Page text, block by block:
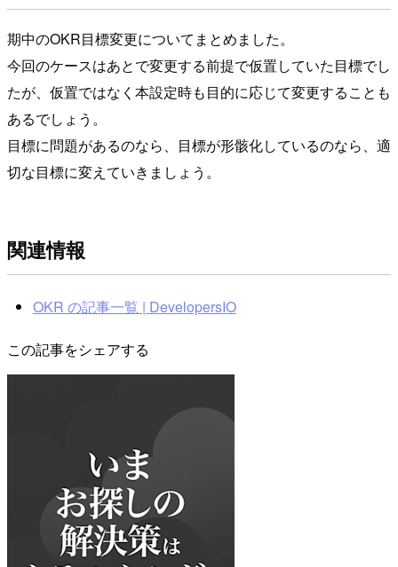
期中のOKR目標変更についてまとめました。
今回のケースはあとで変更する前提で仮置していた目標でし
たが、仮置ではなく本設定時も目的に応じて変更することも
あるでしょう。
目標に問題があるのなら、目標が形骸化しているのなら、適
切な目標に変えていきましょう。
関連情報
OKR の記事一覧 | DevelopersIO
この記事をシェアする